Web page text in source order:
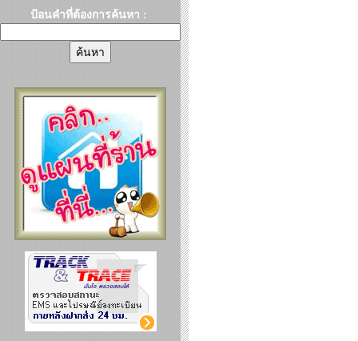
ป้อนคำที่ต้องการค้นหา :